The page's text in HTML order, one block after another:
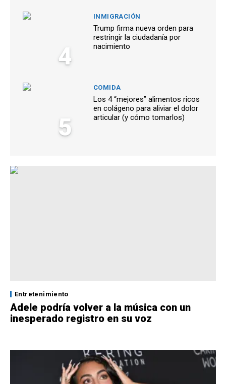
4
INMIGRACIÓN
Trump firma nueva orden para
restringir la ciudadanía por
nacimiento
5
COMIDA
Los 4 “mejores” alimentos ricos
en colágeno para aliviar el dolor
articular (y cómo tomarlos)
Entretenimiento
Adele podría volver a la música con un
inesperado registro en su voz